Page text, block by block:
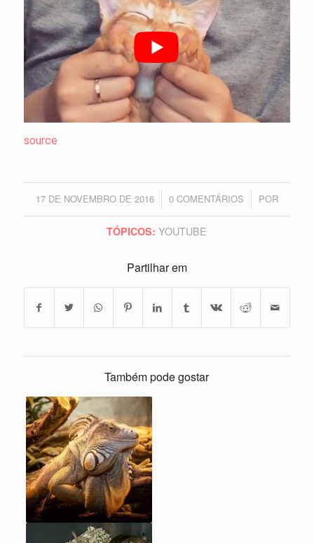
source
17 DE NOVEMBRO DE 2016
/ 0 COMENTÁRIOS
/ POR
TÓPICOS: YOUTUBE
Partilhar em
Também pode gostar